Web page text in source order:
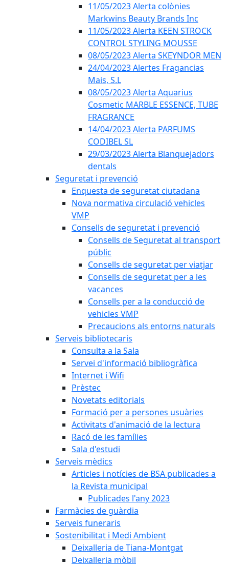
11/05/2023 Alerta colònies
Markwins Beauty Brands Inc
11/05/2023 Alerta KEEN STROCK
CONTROL STYLING MOUSSE
08/05/2023 Alerta SKEYNDOR MEN
24/04/2023 Alertes Fragancias
Mais, S.L
08/05/2023 Alerta Aquarius
Cosmetic MARBLE ESSENCE, TUBE
FRAGRANCE
14/04/2023 Alerta PARFUMS
CODIBEL SL
29/03/2023 Alerta Blanquejadors
dentals
Seguretat i prevenció
Enquesta de seguretat ciutadana
Nova normativa circulació vehicles
VMP
Consells de seguretat i prevenció
Consells de Seguretat al transport
públic
Consells de seguretat per viatjar
Consells de seguretat per a les
vacances
Consells per a la conducció de
vehicles VMP
Precaucions als entorns naturals
Serveis bibliotecaris
Consulta a la Sala
Servei d'informació bibliogràfica
Internet i Wifi
Prèstec
Novetats editorials
Formació per a persones usuàries
Activitats d'animació de la lectura
Racó de les famílies
Sala d'estudi
Serveis mèdics
Articles i notícies de BSA publicades a
la Revista municipal
Publicades l'any 2023
Farmàcies de guàrdia
Serveis funeraris
Sostenibilitat i Medi Ambient
Deixalleria de Tiana-Montgat
Deixalleria mòbil